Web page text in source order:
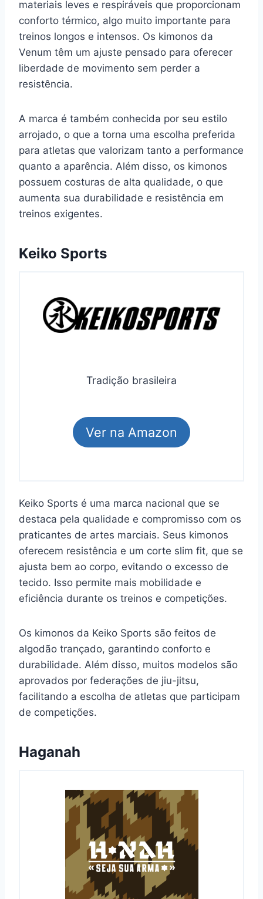
materiais leves e respiráveis que proporcionam
conforto térmico, algo muito importante para
treinos longos e intensos. Os kimonos da
Venum têm um ajuste pensado para oferecer
liberdade de movimento sem perder a
resistência.
A marca é também conhecida por seu estilo
arrojado, o que a torna uma escolha preferida
para atletas que valorizam tanto a performance
quanto a aparência. Além disso, os kimonos
possuem costuras de alta qualidade, o que
aumenta sua durabilidade e resistência em
treinos exigentes.
Keiko Sports
Tradição brasileira
Ver na Amazon
Keiko Sports é uma marca nacional que se
destaca pela qualidade e compromisso com os
praticantes de artes marciais. Seus kimonos
oferecem resistência e um corte slim fit, que se
ajusta bem ao corpo, evitando o excesso de
tecido. Isso permite mais mobilidade e
eficiência durante os treinos e competições.
Os kimonos da Keiko Sports são feitos de
algodão trançado, garantindo conforto e
durabilidade. Além disso, muitos modelos são
aprovados por federações de jiu-jitsu,
facilitando a escolha de atletas que participam
de competições.
Haganah